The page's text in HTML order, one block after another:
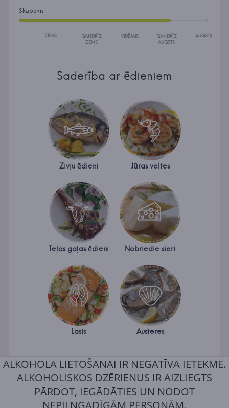
Skābums
ZEMS
GANDRĪZ
ZEMS
VIDĒJAIS
GANDRĪZ
AUGSTS
AUGSTS
Saderība ar ēdieniem
Zivju ēdieni Jūras veltes
Teļas gaļas ēdieni Nobriedie sieri
Lasis Austeres
ALKOHOLA LIETOŠANAI IR NEGATĪVA IETEKME.
ALKOHOLISKOS DZĒRIENUS IR AIZLIEGTS
PĀRDOT, IEGĀDĀTIES UN NODOT